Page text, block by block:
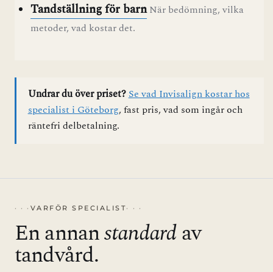
Tandställning för barn När bedömning, vilka
metoder, vad kostar det.
Undrar du över priset?Se vad Invisalign kostar hos
specialist i Göteborg, fast pris, vad som ingår och
räntefri delbetalning.
VARFÖR SPECIALIST
En annanstandardav
tandvård.